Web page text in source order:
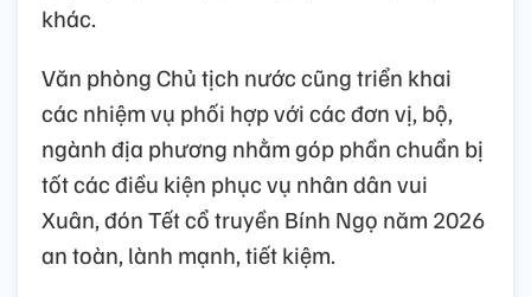
khác.
Văn phòng Chủ tịch nước cũng triển khai
các nhiệm vụ phối hợp với các đơn vị, bộ,
ngành địa phương nhằm góp phần chuẩn bị
tốt các điều kiện phục vụ nhân dân vui
Xuân, đón Tết cổ truyền Bính Ngọ năm 2026
an toàn, lành mạnh, tiết kiệm.